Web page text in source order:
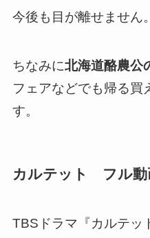
今後も目が離せません。
ちなみに北海道酪農公
フェアなどでも帰る買
す。
カルテット フル動
TBSドラマ『カルテッ